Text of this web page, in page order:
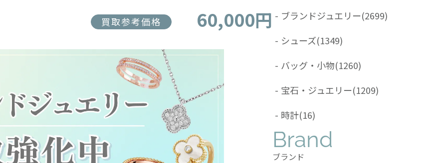
買取参考価格 60,000円 - ブランドジュエリー(2699)
- シューズ(1349)
- バッグ・小物(1260)
- 宝石・ジュエリー(1209)
- 時計(16)
Brand
ブランド